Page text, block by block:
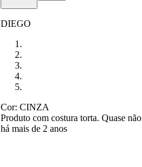
DIEGO
Cor: CINZA
Produto com costura torta. Quase
há mais de 2 anos